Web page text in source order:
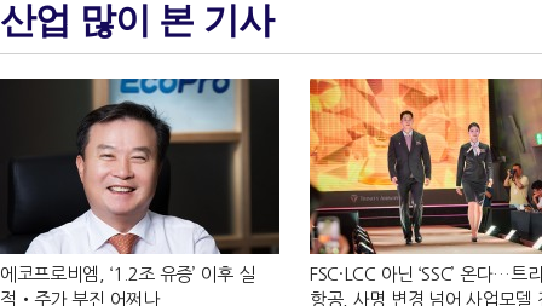
산업 많이 본 기사
에코프로비엠, ‘1.2조 유증’ 이후 실
적‧주가 부진 어쩌나
FSC·LCC 아닌 ‘SSC’ 온다…트
항공, 사명 변경 넘어 사업모델